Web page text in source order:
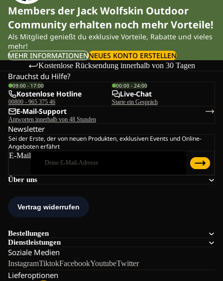
Members der Jack Wolfskin Outdoor
Community erhalten noch mehr Vorteile!
Als Mitglied genießt du exklusive Vorteile, Rabatte und vieles
mehr!
MEHR INFORMATIONENNEUES KONTO ERSTELLEN
Kostenlose Rücksendung innerhalb von 30 Tagen
Über uns
Bestellungen
Dienstleistungen
Soziale Medien
InstagramTiktokFacebookYoutubeTwitter
Lieferoptionen
Brauchst du Hilfe?
09:00 - 17:00
Kostenlose Hotline
00800 - 965 375 46
00:00 - 24:00
Live-Chat
Starte ein Gespräch
E-Mail-Support
Antworten innerhalb von 48 Stunden
Newsletter
Sei der Erste, der von neuen Produkten, exklusiven Events und Online-
Angeboten erfährt
E-Mail